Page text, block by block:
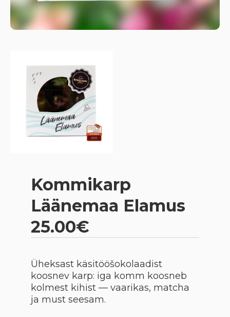
Kommikarp
Läänemaa Elamus
25.00€
Üheksast käsitööšokolaadist
koosnev karp: iga komm koosneb
kolmest kihist — vaarikas, matcha
ja must seesam.